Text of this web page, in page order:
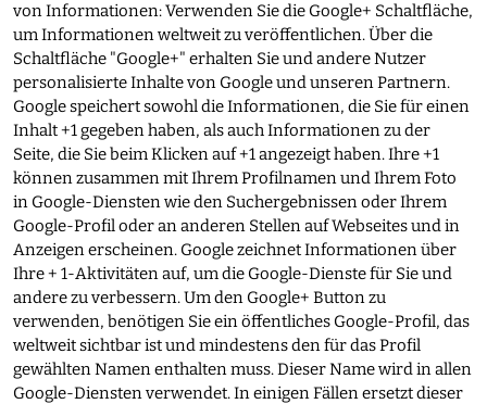
von Informationen: Verwenden Sie die Google+ Schaltfläche,
um Informationen weltweit zu veröffentlichen. Über die
Schaltfläche "Google+" erhalten Sie und andere Nutzer
personalisierte Inhalte von Google und unseren Partnern.
Google speichert sowohl die Informationen, die Sie für einen
Inhalt +1 gegeben haben, als auch Informationen zu der
Seite, die Sie beim Klicken auf +1 angezeigt haben. Ihre +1
können zusammen mit Ihrem Profilnamen und Ihrem Foto
in Google-Diensten wie den Suchergebnissen oder Ihrem
Google-Profil oder an anderen Stellen auf Webseites und in
Anzeigen erscheinen. Google zeichnet Informationen über
Ihre + 1-Aktivitäten auf, um die Google-Dienste für Sie und
andere zu verbessern. Um den Google+ Button zu
verwenden, benötigen Sie ein öffentliches Google-Profil, das
weltweit sichtbar ist und mindestens den für das Profil
gewählten Namen enthalten muss. Dieser Name wird in allen
Google-Diensten verwendet. In einigen Fällen ersetzt dieser